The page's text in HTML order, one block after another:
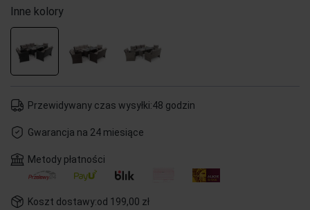
Inne kolory
Przewidywany czas wysyłki:48 godzin
Gwarancja na 24 miesiące
Metody płatności
Koszt dostawy:od 199,00 zł